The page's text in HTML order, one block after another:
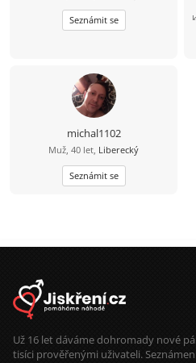
Seznámit se
michal1102
Muž, 40 let, Liberecký
Seznámit se
Už 16 let dáváme dohromady nové
tisíci prověřenými uživateli.